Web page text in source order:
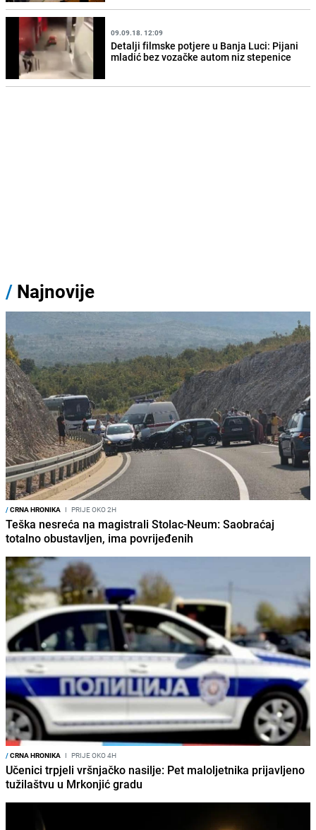
09.09.18. 12:09
Detalji filmske potjere u Banja Luci: Pijani
mladić bez vozačke autom niz stepenice
/ Najnovije
/CRNA HRONIKA I PRIJE OKO 2H
Teška nesreća na magistrali Stolac-Neum: Saobraćaj
totalno obustavljen, ima povrijeđenih
/CRNA HRONIKA I PRIJE OKO 4H
Učenici trpjeli vršnjačko nasilje: Pet maloljetnika prijavljeno
tužilaštvu u Mrkonjić gradu